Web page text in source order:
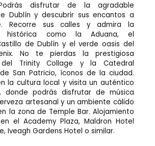
disfrutar de la agradable
Dublín y descubrir sus encantos a
Recorre sus calles y admira la
histórica como la Aduana, el
de Dublín y el verde oasis del
No te pierdas la prestigiosa
del Trinity Collage y la Catedral
San Patricio, íconos de la ciudad.
la cultura local y visita un auténtico
donde podrás disfrutar de música
artesanal y un ambiente cálido
la zona de Temple Bar. Alojamiento
el Academy Plaza, Maldron Hotel
Iveagh Gardens Hotel o similar.